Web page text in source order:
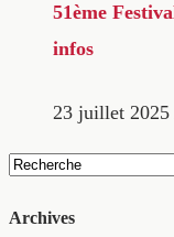
51ème
infos
23 juillet 2025
Archives